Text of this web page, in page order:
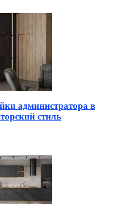
администратора в
стиль